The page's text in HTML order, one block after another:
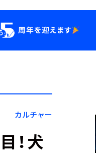
カルチャー
！犬